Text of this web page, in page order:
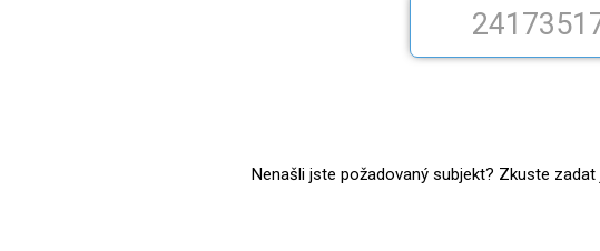
Nenašli jste požadovaný subjekt? Zkuste